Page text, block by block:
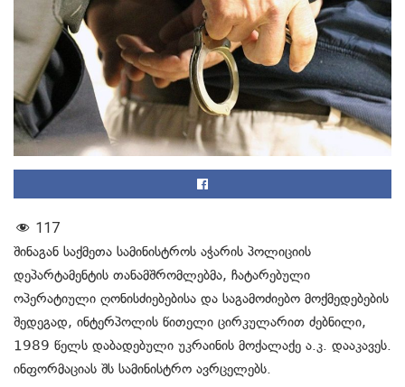
117
შინაგან საქმეთა სამინისტროს აჭარის პოლიციის
დეპარტამენტის თანამშრომლებმა, ჩატარებული
ოპერატიული ღონისძიებებისა და საგამოძიებო მოქმედებების
შედეგად, ინტერპოლის წითელი ცირკულარით ძებნილი,
1989 წელს დაბადებული უკრაინის მოქალაქე ა.კ. დააკავეს.
ინფორმაციას შს სამინისტრო ავრცელებს.